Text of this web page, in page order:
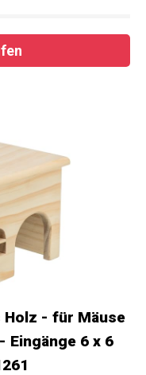
- für Mäuse
Eingänge 6 x 6